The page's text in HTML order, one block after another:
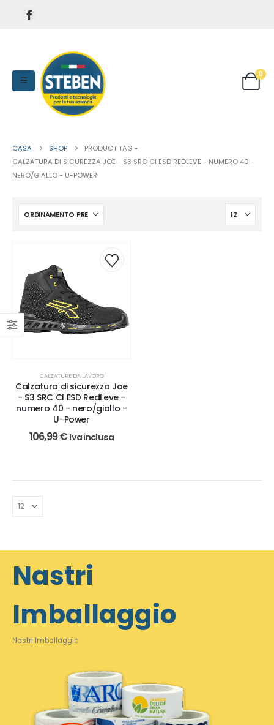
0
CASA SHOP
PRODUCT TAG -
CALZATURA DI SICUREZZA JOE - S3 SRC CI ESD REDLEVE - NUMERO 40 -
NERO/GIALLO - U-POWER
CALZATURE DA LAVORO
Calzatura di sicurezza Joe
- S3 SRC CI ESD RedLeve -
numero 40 - nero/giallo -
U-Power
106,99€ Iva inclusa
Nastri
Imballaggio
Nastri Imballaggio